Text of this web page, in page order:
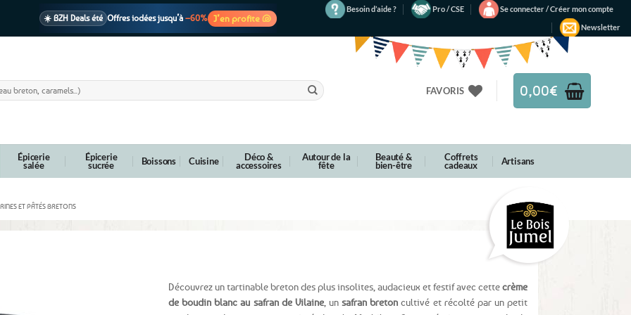
☀️ BZH Deals été Offres iodées jusqu’à –60% J’en profite 🐚
Besoin d’aide ? Pro / CSE
Se connecter / Créer mon compte
Newsletter
FAVORIS 0,00€
Épicerie
salée
Épicerie
sucrée Boissons Cuisine Déco &
accessoires
Autour de la
fête
Beauté &
bien-être
Coffrets
cadeaux Artisans
ET PÂTÉS BRETONS
Découvrez un tartinable breton des plus insolites, audacieux et festif avec cettecrème
de boudin blanc au safran de Vilaine, unsafran breton cultivé et récolté par un petit